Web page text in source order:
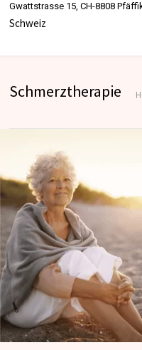
Gwattstrasse 15, CH-8808
Schweiz
Schmerztherapie